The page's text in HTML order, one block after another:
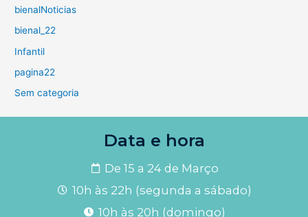
bienalNoticias
bienal_22
Infantil
pagina22
Sem categoria
Data e hora
De 15 a 24 de Março
10h às 22h (segunda a sábado)
10h às 20h (domingo)